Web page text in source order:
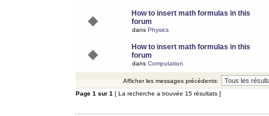
How to insert math formulas in this
forum
dans Physics
How to insert math formulas in this
forum
dans Computation
Afficher les messages précédents:
Page 1 sur 1 [ La recherche a trouvée 15 résultats ]